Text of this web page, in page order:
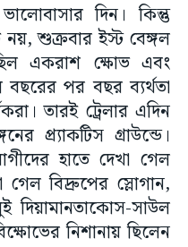
দিন। কিন্তু
শুক্রবার ইস্ট বেঙ্গল
একরাশ ক্ষোভ এবং
পর বছর ব্যর্থতা
তারই ট্রেলার এদিন
প্র্যাকটিস গ্রাউন্ডে।
হাতে দেখা গেল
গেল বিদ্রুপের স্লোগান,
দিয়ামানতাকোস-সাউল
নিশানায় ছিলেন